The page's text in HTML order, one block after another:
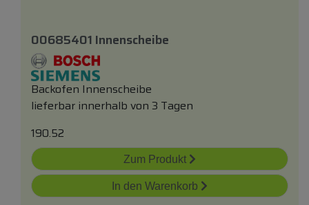
00685401 Innenscheibe
Backofen Innenscheibe
lieferbar innerhalb von 3 Tagen
190.52
Zum Produkt
In den Warenkorb